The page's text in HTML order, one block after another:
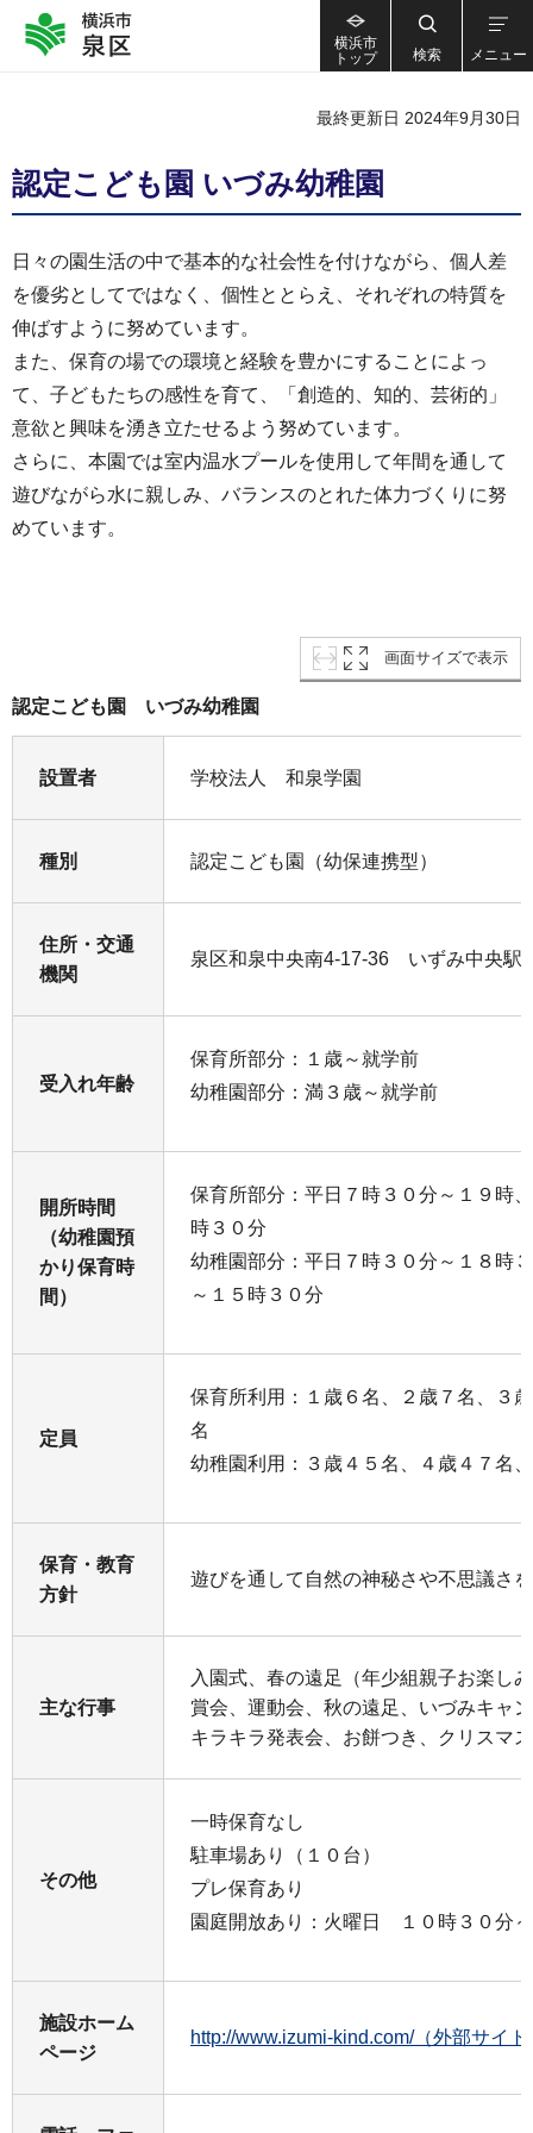
横浜市
トップ
検索 メニュー
最終更新日 2024年9月30日
認定こども園 いづみ幼稚園
日々の園生活の中で基本的な社会性を付けながら、個人差
を優劣としてではなく、個性ととらえ、それぞれの特質を
伸ばすように努めています。
また、保育の場での環境と経験を豊かにすることによっ
て、子どもたちの感性を育て、「創造的、知的、芸術的」
意欲と興味を湧き立たせるよう努めています。
さらに、本園では室内温水プールを使用して年間を通して
遊びながら水に親しみ、バランスのとれた体力づくりに努
めています。
画面サイズで表示
認定こども園 いづみ幼稚園
設置者 学校法人 和泉学園
種別 認定こども園（幼保連携型）
住所・交通
機関
泉区和泉中央南4-17-36 いずみ中央駅
受入れ年齢
保育所部分：１歳～就学前
幼稚園部分：満３歳～就学前
開所時間
（幼稚園預
かり保育時
間）
保育所部分：平日７時３０分～１９時
時３０分
幼稚園部分：平日７時３０分～１８時
～１５時３０分
定員
保育所利用：１歳６名、２歳７名、３
名
幼稚園利用：３歳４５名、４歳４７名
保育・教育
方針
遊びを通して自然の神秘さや不思議さ
主な行事
入園式、春の遠足（年少組親子お楽し
賞会、運動会、秋の遠足、いづみキャ
キラキラ発表会、お餅つき、クリスマ
その他
一時保育なし
駐車場あり（１０台）
プレ保育あり
園庭開放あり：火曜日 １０時３０分
施設ホーム
ページ
http://www.izumi-kind.com/（外部サイト